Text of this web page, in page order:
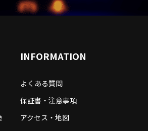
INFORMATION
よくある質問
保証書・注意事項
アクセス・地図